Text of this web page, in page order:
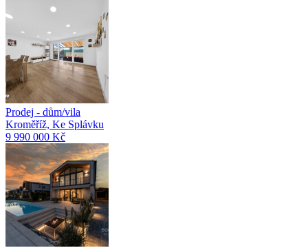
Prodej - dům/vila
Kroměříž, Ke Splávku
9 990 000 Kč